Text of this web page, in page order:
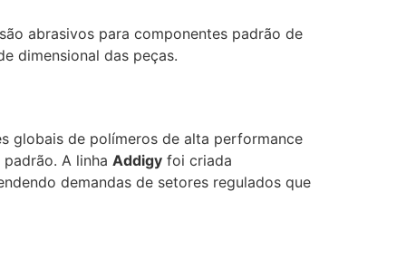
abrasivos para componentes padrão de
dimensional das peças.
globais de polímeros de alta performance
A linha Addigy foi criada
demandas de setores regulados que